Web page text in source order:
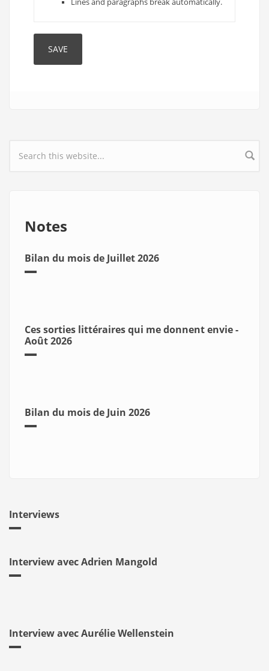
Lines and paragraphs break automatically.
Search form
Notes
Bilan du mois de Juillet 2026
Ces sorties littéraires qui me donnent envie -
Août 2026
Bilan du mois de Juin 2026
Interviews
Interview avec Adrien Mangold
Interview avec Aurélie Wellenstein